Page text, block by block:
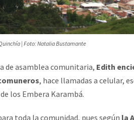
| Foto: Natalia Bustamante
de asamblea comunitaria, Edith
, hace llamadas a celular,
los Embera Karambá.
toda la comunidad, pues según la